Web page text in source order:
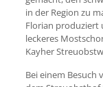
in der Region zu
Florian produziert
leckeres
Kayher
Bei einem Besuch